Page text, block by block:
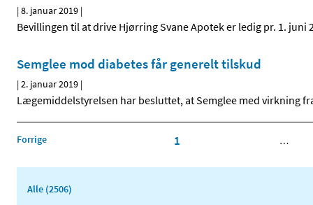
|8. januar 2019 |
Bevillingen til at drive Hjørring Svane Apotek er ledig pr. 1. juni
Semglee mod diabetes får generelt tilskud
|2. januar 2019 |
Lægemiddelstyrelsen har besluttet, at Semglee med virkning
Forrige 1 …
Alle (2506)